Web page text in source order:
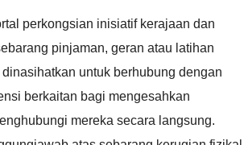
perkongsian inisiatif kerajaan dan
pinjaman, geran atau latihan
untuk berhubung dengan
berkaitan bagi mengesahkan
mereka secara langsung.